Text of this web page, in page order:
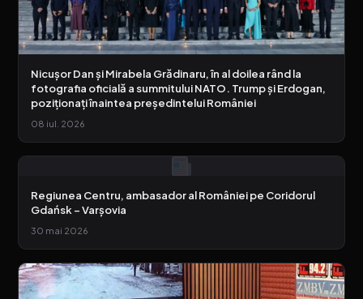
Nicușor Dan și Mirabela Grădinaru, în al doilea rând la
fotografia oficială a summitului NATO. Trump și Erdogan,
poziționați înaintea președintelui României
08 iul. 2026
Regiunea Centru, ambasador al României pe Coridorul
Gdańsk – Varșovia
30 mai 2026